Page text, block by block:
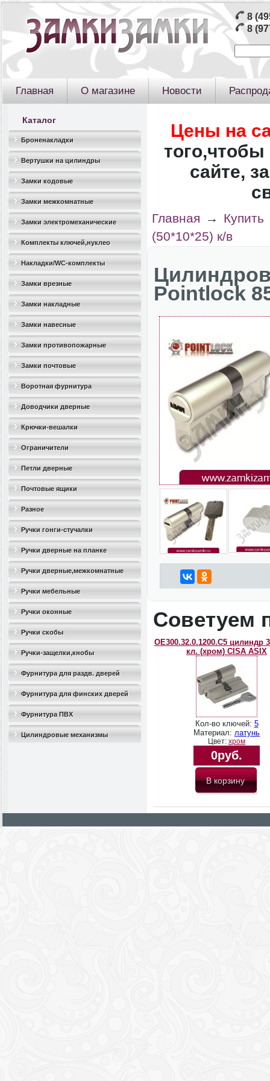
8
8
Главная О магазине Новости
Каталог
Броненакладки
Вертушки на цилиндры
Замки кодовые
Замки межкомнатные
Замки электромеханические
Комплекты ключей,нуклео
Накладки/WC-комплекты
Замки врезные
Замки накладные
Замки навесные
Замки противопожарные
Замки почтовые
Воротная фурнитура
Доводчики дверные
Крючки-вешалки
Ограничители
дверные(стопоры)
Петли дверные
Почтовые ящики
Разное
Ручки гонги-стучалки
Ручки дверные на планке
Ручки дверные,межкомнатные
Ручки мебельные
Ручки оконные
Ручки скобы
Ручки-защелки,кнобы
Фурнитура для раздв. дверей
Фурнитура для финских дверей
Фурнитура ПВХ
Цилиндровые механизмы
Цены на
того,чтобы
сайте,
Главная →
(50*10*25) к/в
Pointlock
Советуем
OЕ300.32.0.1200.C5 цилиндр
кл. (хром) CISA ASIX
Кол-во ключей: 5
Материал: латунь
Цвет: хром
0руб.